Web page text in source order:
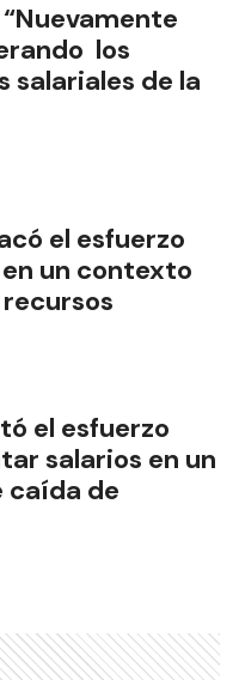
los
salariales de la
el esfuerzo
un contexto
el esfuerzo
salarios en un
caída de